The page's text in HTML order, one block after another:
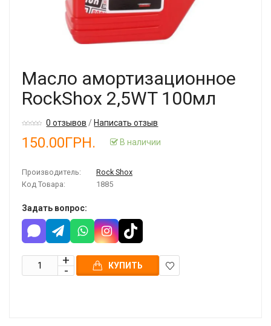
Масло амортизационное
RockShox 2,5WT 100мл
0 отзывов /Написать отзыв
150.00ГРН. В наличии
Производитель:
Rock Shox
Код Товара:
1885
Задать вопрос:
КУПИТЬ